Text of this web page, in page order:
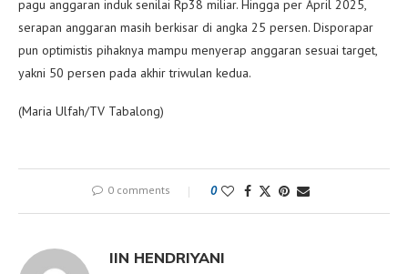
pagu anggaran induk senilai Rp38 miliar. Hingga per April 2025,
serapan anggaran masih berkisar di angka 25 persen. Disporapar
pun optimistis pihaknya mampu menyerap anggaran sesuai target,
yakni 50 persen pada akhir triwulan kedua.
(Maria Ulfah/TV Tabalong)
0 comments 0
IIN HENDRIYANI